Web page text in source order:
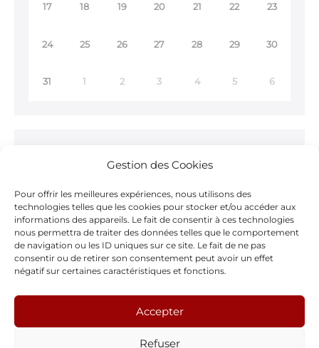
Gestion des Cookies
Pour offrir les meilleures expériences, nous utilisons des
technologies telles que les cookies pour stocker et/ou accéder aux
informations des appareils. Le fait de consentir à ces technologies
nous permettra de traiter des données telles que le comportement
de navigation ou les ID uniques sur ce site. Le fait de ne pas
consentir ou de retirer son consentement peut avoir un effet
négatif sur certaines caractéristiques et fonctions.
Accepter
Refuser
17 18 19 20 21 22 23
24 25 26 27 28 29 30
31 1 2 3 4 5 6
Ne ratez rien !
Inscrivez-vous à notreNewsletter >
Notre page Facebook
a